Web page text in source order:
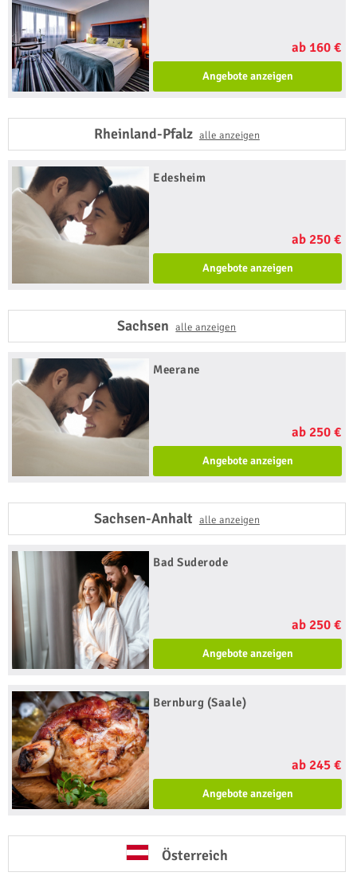
ab 160 €
Angebote anzeigen
Rheinland-Pfalz alle anzeigen
Edesheim
ab 250 €
Angebote anzeigen
Sachsenalle anzeigen
Meerane
ab 250 €
Angebote anzeigen
Sachsen-Anhalt alle anzeigen
Bad Suderode
ab 250 €
Angebote anzeigen
Bernburg (Saale)
ab 245 €
Angebote anzeigen
Österreich